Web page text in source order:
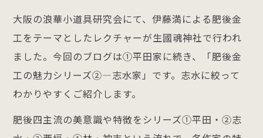
大阪の浪華小道具研究会にて、伊藤満による肥後金
工をテーマとしたレクチャーが生國魂神社で行われ
ました。今回のブログは①平田家に続き、「肥後金
工の魅力シリーズ②―志水家」です。志水に絞って
わかりやすくご紹介します。
肥後四主流の美意識や特徴をシリーズ①平田・②志